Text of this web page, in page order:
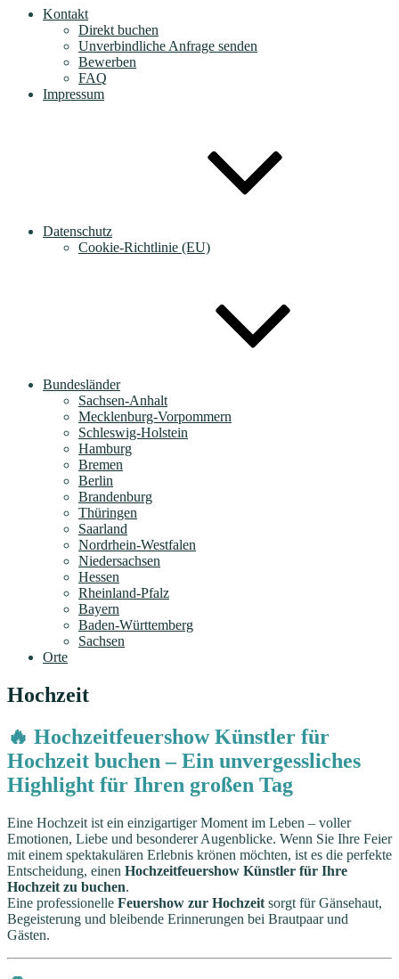
Kontakt
Direkt buchen
Unverbindliche Anfrage senden
Bewerben
FAQ
Impressum
Datenschutz
Cookie-Richtlinie (EU)
Bundesländer
Sachsen-Anhalt
Mecklenburg-Vorpommern
Schleswig-Holstein
Hamburg
Bremen
Berlin
Brandenburg
Thüringen
Saarland
Nordrhein-Westfalen
Niedersachsen
Hessen
Rheinland-Pfalz
Bayern
Baden-Württemberg
Sachsen
Orte
Hochzeit
🔥 Hochzeitfeuershow Künstler für
Hochzeit buchen – Ein unvergessliches
Highlight für Ihren großen Tag
Eine Hochzeit ist ein einzigartiger Moment im Leben – voller
Emotionen, Liebe und besonderer Augenblicke. Wenn Sie Ihre Feier
mit einem spektakulären Erlebnis krönen möchten, ist es die perfekte
Entscheidung, einen Hochzeitfeuershow Künstler für Ihre
Hochzeit zu buchen.
Eine professionelle Feuershow zur Hochzeit sorgt für Gänsehaut,
Begeisterung und bleibende Erinnerungen bei Brautpaar und
Gästen.